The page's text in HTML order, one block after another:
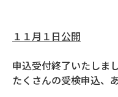
１１月１日公開
申込受付終了いたしまし
たくさんの受検申込、